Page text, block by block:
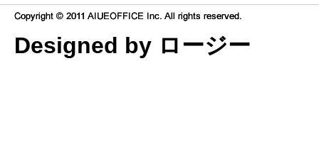
Designed by ロージー